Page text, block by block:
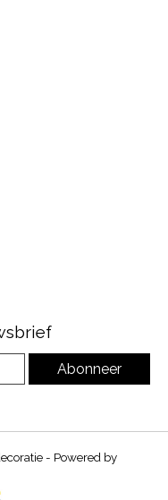
Abonneer
- Powered by